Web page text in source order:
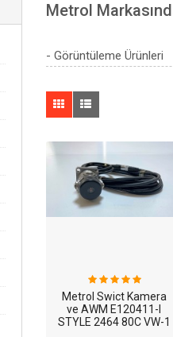
Metrol
- Görüntüleme Ürünleri
Metrol Swict Kamera
ve AWM E120411-I
STYLE 2464 80C VW-1